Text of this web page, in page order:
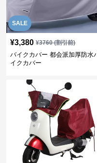
SALE
¥3,380 ¥3760(割引前)
バイクカバー 都会派加厚防水
イクカバー